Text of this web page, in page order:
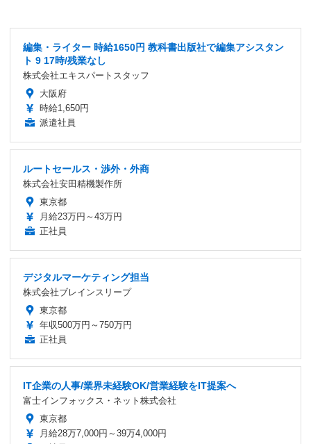
編集・ライター 時給1650円 教科書出版社で編集アシスタン
ト 9 17時/残業なし
株式会社エキスパートスタッフ
大阪府
時給1,650円
派遣社員
ルートセールス・渉外・外商
株式会社安田精機製作所
東京都
月給23万円～43万円
正社員
デジタルマーケティング担当
株式会社ブレインスリープ
東京都
年収500万円～750万円
正社員
IT企業の人事/業界未経験OK/営業経験をIT提案へ
富士インフォックス・ネット株式会社
東京都
月給28万7,000円～39万4,000円